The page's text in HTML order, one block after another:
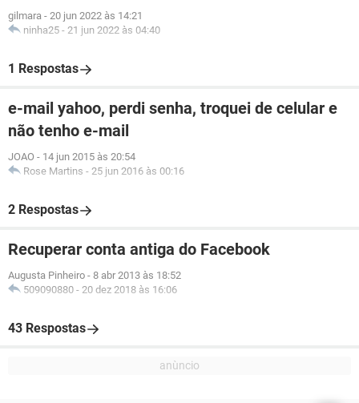
gilmara - 20 jun 2022 às 14:21
ninha25 - 21 jun 2022 às 04:40
1 Respostas
e-mail yahoo, perdi senha, troquei de celular e
não tenho e-mail
JOAO - 14 jun 2015 às 20:54
Rose Martins - 25 jun 2016 às 00:16
2 Respostas
Recuperar conta antiga do Facebook
Augusta Pinheiro - 8 abr 2013 às 18:52
509090880 - 20 dez 2018 às 16:06
43 Respostas